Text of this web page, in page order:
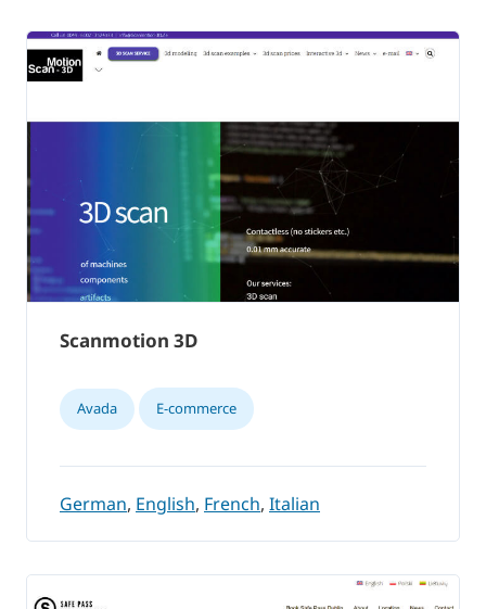
Scanmotion 3D
Avada E-commerce
German, English, French, Italian